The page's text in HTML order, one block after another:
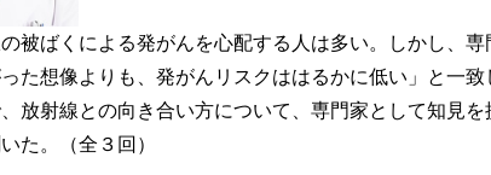
被ばくによる発がんを心配する人は多い。しかし、専
た想像よりも、発がんリスクははるかに低い」と一
放射線との向き合い方について、専門家として知見
た。（全３回）